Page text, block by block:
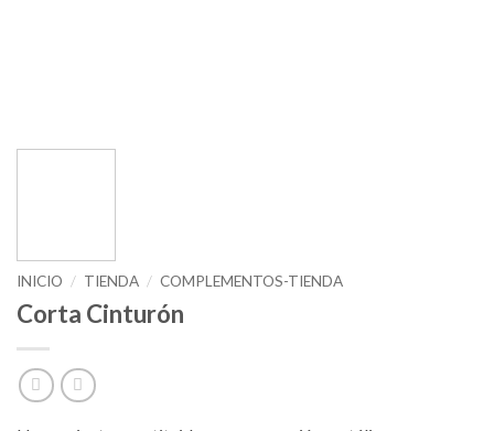
INICIO / TIENDA / COMPLEMENTOS-TIENDA
Corta Cinturón